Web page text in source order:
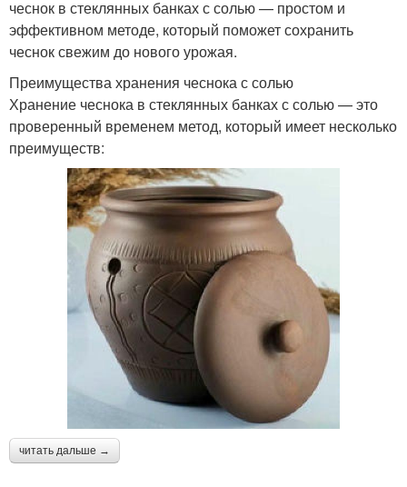
чеснок в стеклянных банках с солью — простом и
эффективном методе, который поможет сохранить
чеснок свежим до нового урожая.
Преимущества хранения чеснока с солью
Хранение чеснока в стеклянных банках с солью — это
проверенный временем метод, который имеет несколько
преимуществ:
читать дальше →